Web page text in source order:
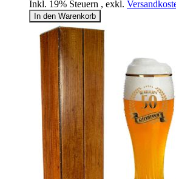
Inkl. 19% Steuern , exkl.
In den Warenkorb